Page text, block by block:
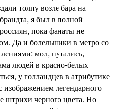
толпу возле бара на
я был в полной
пока фанаты не
Да и болельщики в метро со
мол, путались,
людей в красно-белых
у голландцев в атрибутике
изображением легендарного
штрихи черного цвета. Но